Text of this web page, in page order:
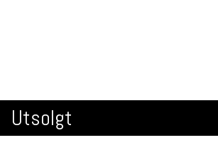
Utsolgt